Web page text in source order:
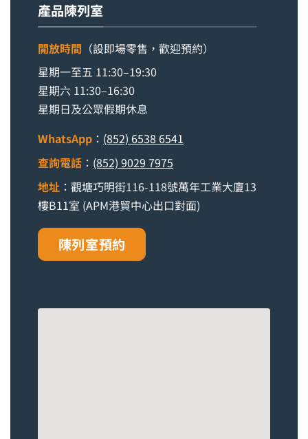
產品陳列室
開放時間 （設即場零售，歡迎預約）
星期一至五 11:30–19:30
星期六 11:30–16:30
星期日及公眾假期休息
WhatsApp ： (852) 6538 6541
查詢電話 ： (852) 9029 7975
地址 ：觀塘巧明街116-118號萬年工業大廈13
樓B11室 (APM港貿中心出口對面)
陳列室預約